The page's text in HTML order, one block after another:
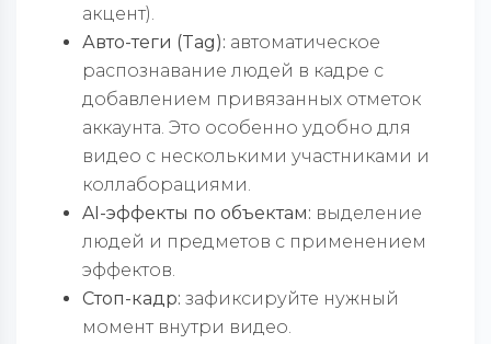
акцент).
Авто-теги (Tag): автоматическое
распознавание людей в кадре с
добавлением привязанных отметок
аккаунта. Это особенно удобно для
видео с несколькими участниками и
коллаборациями.
AI-эффекты по объектам: выделение
людей и предметов с применением
эффектов.
Стоп-кадр: зафиксируйте нужный
момент внутри видео.